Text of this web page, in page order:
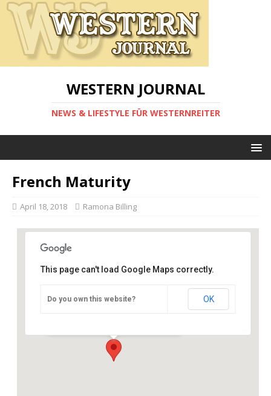
WESTERN JOURNAL
NEWS & LIFESTYLE FÜR WESTERNREITER
French Maturity
April 18, 2018 Ramona Billing
La Chapelle-la-Reine
This page can't load Google Maps correctly.
Do you own this website? OK